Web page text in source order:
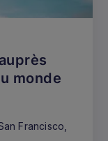
monde
Francisco,